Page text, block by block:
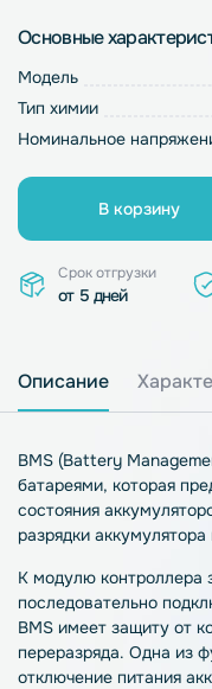
Основные
Модель
Тип химии
Номинальное
В корзину
Срок отгрузки
от 5 дней
Описание
BMS (Battery
батареями, которая
состояния
разрядки аккумулятора
К модулю контроллера
последовательно
BMS имеет защиту от
переразряда. Одна из
отключение питания